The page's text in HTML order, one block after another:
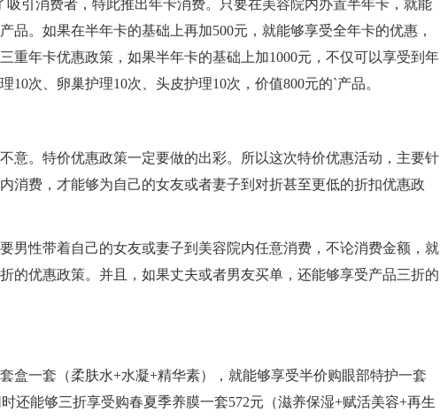
吸引消费者，特此推出年卡消费。只要在美容院内办置半年卡，就能
品。如果在半年卡的基础上再加500元，就能够享受全年卡的优惠，
重年卡优惠政策，如果半年卡的基础上加1000元，不仅可以享受到年
10次、卵巢护理10次、头皮护理10次，价值800元的`产品。
意。特价优惠政策一定要做的出彩。所以这次特价优惠活动，主要针
消费，才能够为自己的女友或者妻子到对折甚至更低的折扣优惠政
男性带着自己的女友或妻子到美容院内任意消费，不论消费金额，就
的优惠政策。并且，如果丈夫或者男友买单，还能够享受产品三折的
盒一套（柔肤水+水凝+精华素），就能够享受半价购眼部特护一套
还能够三折享受购春夏季养膜一套572元（滋养保湿+赋活美容+再生